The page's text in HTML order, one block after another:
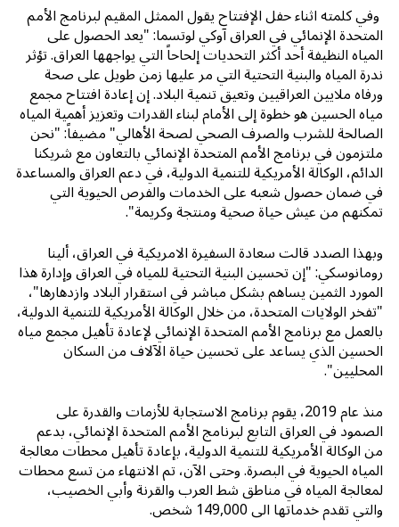
وفي كلمته اثناء حفل الإفتتاح يقول الممثل المقيم لبرنامج الأمم
المتحدة الإنمائي في العراق آوكي لوتسما: "يعد الحصول على
المياه النظيفة أحد أكثر التحديات إلحاحاً التي يواجهها العراق. تؤثر
ندرة المياه والبنية التحتية التي مر عليها زمن طويل على صحة
ورفاه ملايين العراقيين وتعيق تنمية البلاد. إن إعادة افتتاح مجمع
مياه الحسين هو خطوة إلى الأمام لبناء القدرات وتعزيز أهمية المياه
الصالحة للشرب والصرف الصحي لصحة الأهالي" مضيفاً: "نحن
ملتزمون في برنامج الأمم المتحدة الإنمائي بالتعاون مع شريكنا
الدائم، الوكالة الأمريكية للتنمية الدولية، في دعم العراق والمساعدة
في ضمان حصول شعبه على الخدمات والفرص الحيوية التي
تمكنهم من عيش حياة صحية ومنتجة وكريمة".
وبهذا الصدد قالت سعادة السفيرة الامريكية في العراق، ألينا
رومانوسكي: "إن تحسين البنية التحتية للمياه في العراق وإدارة هذا
المورد الثمين يساهم بشكل مباشر في استقرار البلاد وازدهارها"،
"تفخر الولايات المتحدة، من خلال الوكالة الأمريكية للتنمية الدولية،
بالعمل مع برنامج الأمم المتحدة الإنمائي لإعادة تأهيل مجمع مياه
الحسين الذي يساعد على تحسين حياة الآلاف من السكان
المحليين".
منذ عام 2019، يقوم برنامج الاستجابة للأزمات والقدرة على
الصمود في العراق التابع لبرنامج الأمم المتحدة الإنمائي، بدعم
من الوكالة الأمريكية للتنمية الدولية، بإعادة تأهيل محطات معالجة
المياه الحيوية في البصرة. وحتى الآن، تم الانتهاء من تسع محطات
لمعالجة المياه في مناطق شط العرب والقرنة وأبي الخصيب،
والتي تقدم خدماتها الى 149,000 شخص.